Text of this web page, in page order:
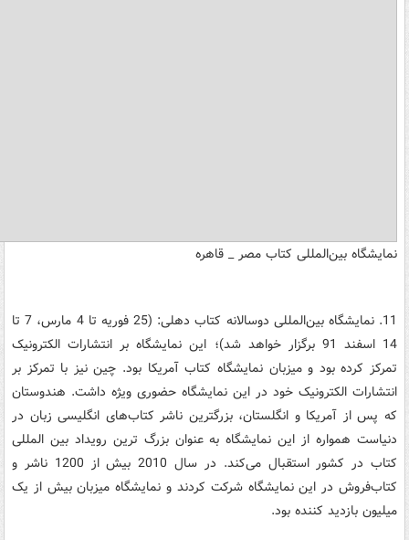
نمایشگاه بین‌المللی کتاب مصر _ قاهره
11. نمایشگاه بین‌المللی دوسالانه کتاب دهلی: (25 فوریه تا 4 مارس، 7 تا
14 اسفند 91 برگزار خواهد شد)؛ این نمایشگاه بر انتشارات الکترونیک
تمرکز کرده بود و میزبان نمایشگاه کتاب آمریکا بود. چین نیز با تمرکز بر
انتشارات الکترونیک خود در این نمایشگاه حضوری ویژه داشت. هندوستان
که پس از آمریکا و انگلستان، بزرگترین ناشر کتاب‌های انگلیسی زبان در
دنیاست همواره از این نمایشگاه به عنوان بزرگ ترین رویداد بین المللی
کتاب در کشور استقبال می‌کند. در سال 2010 بیش از 1200 ناشر و
کتاب‌فروش در این نمایشگاه شرکت کردند و نمایشگاه میزبان بیش از یک
میلیون بازدید کننده بود.